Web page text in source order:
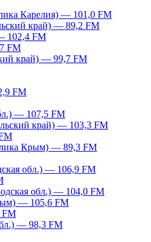
Карелия) — 101,0 FM
край) — 89,2 FM
102,4 FM
FM
край) — 99,7 FM
FM
— 107,5 FM
край) — 103,3 FM
Крым) — 89,3 FM
обл.) — 106,9 FM
обл.) — 104,0 FM
— 105,6 FM
— 98,3 FM